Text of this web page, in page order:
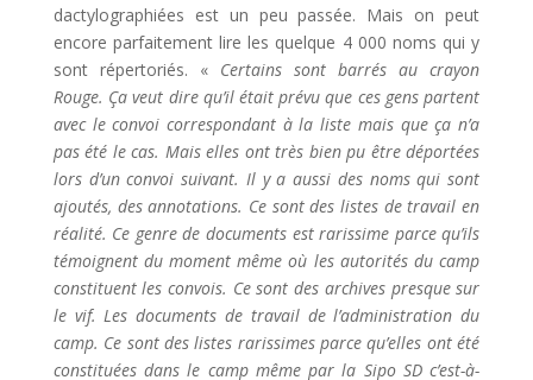
dactylographiées est un peu passée. Mais on peut
encore parfaitement lire les quelque 4 000 noms qui y
sont répertoriés. « Certains sont barrés au crayon
Rouge. Ça veut dire qu’il était prévu que ces gens partent
avec le convoi correspondant à la liste mais que ça n’a
pas été le cas. Mais elles ont très bien pu être déportées
lors d’un convoi suivant. Il y a aussi des noms qui sont
ajoutés, des annotations. Ce sont des listes de travail en
réalité. Ce genre de documents est rarissime parce qu’ils
témoignent du moment même où les autorités du camp
constituent les convois. Ce sont des archives presque sur
le vif. Les documents de travail de l’administration du
camp. Ce sont des listes rarissimes parce qu’elles ont été
constituées dans le camp même par la Sipo SD c’est-à-